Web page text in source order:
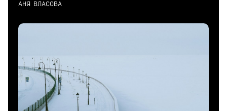
АНЯ ВЛАСОВА